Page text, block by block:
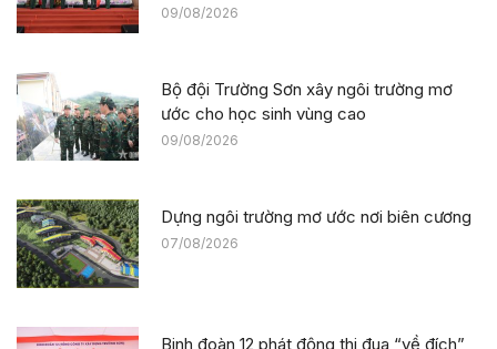
09/08/2026
Bộ đội Trường Sơn xây ngôi trường mơ
ước cho học sinh vùng cao
09/08/2026
Dựng ngôi trường mơ ước nơi biên cương
07/08/2026
Binh đoàn 12 phát động thi đua “về đích”